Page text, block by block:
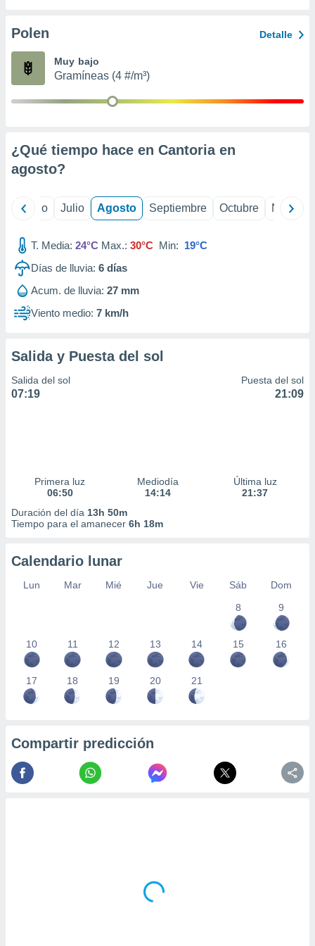
e
mediante
de
1199
Polen Detalle
Muy bajo
Gramíneas (4 #/m³)
¿Qué tiempo hace en Cantoria en
agosto?
Junio Julio Agosto Septiembre Octubre
T. Media: 24°C Max.: 30°C Min: 19°C
Días de lluvia: 6 días
Acum. de lluvia: 27 mm
Viento medio: 7 km/h
Salida y Puesta del sol
Salida del sol
07:19
Puesta del sol
21:09
Primera luz
06:50
Mediodía
14:14
Última luz
21:37
Duración del día 13h 50m
Tiempo para el amanecer 6h 18m
Calendario lunar
Lun Mar Mié Jue Vie Sáb
Dom
8
9
10 11 12 13 14 15 16
17 18 19 20 21
Compartir predicción